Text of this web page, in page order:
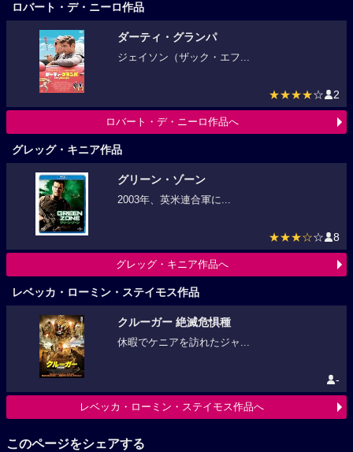
ロバート・デ・ニーロ作品
ダーティ・グランパ
ジェイソン（ザック・エフ...
★★★★☆ 2
ロバート・デ・ニーロ作品へ
グレッグ・キニア作品
グリーン・ゾーン
2003年、英米連合軍に...
★★★☆☆ 8
グレッグ・キニア作品へ
レベッカ・ローミン・ステイモス作品
クルーガー 絶滅危惧種
休暇でケニアを訪れたジャ...
-
レベッカ・ローミン・ステイモス作品へ
このページをシェアする